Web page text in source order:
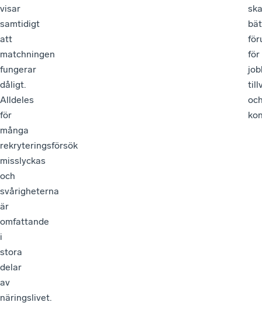
visar
samtidigt
att
matchningen
fungerar
dåligt.
Alldeles
för
många
rekryteringsförsök
misslyckas
och
svårigheterna
är
omfattande
i
stora
delar
av
näringslivet.
för